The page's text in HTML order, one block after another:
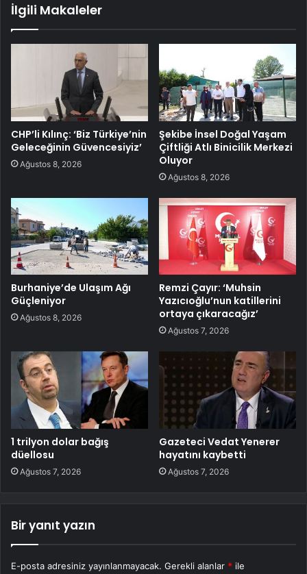
İlgili Makaleler
CHP’li Kılınç: ‘Biz Türkiye’nin
Geleceğinin Güvencesiyiz’
Ağustos 8, 2026
Şekibe İnsel Doğal Yaşam
Çiftliği Atlı Binicilik Merkezi
Oluyor
Ağustos 8, 2026
Burhaniye’de Ulaşım Ağı
Güçleniyor
Ağustos 8, 2026
Remzi Çayır: ‘Muhsin
Yazıcıoğlu’nun katillerini
ortaya çıkaracağız’
Ağustos 7, 2026
1 trilyon dolar bağış
düellosu
Ağustos 7, 2026
Gazeteci Vedat Yenerer
hayatını kaybetti
Ağustos 7, 2026
Bir yanıt yazın
E-posta adresiniz yayınlanmayacak. Gerekli alanlar * ile